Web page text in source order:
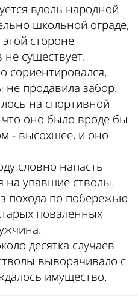
вдоль народной
школьной ограде,
стороне
существует.
сориентировался,
не продавила забор.
на спортивной
оно было вроде бы
- высохшее, и оно
словно напасть
на упавшие стволы.
похода по побережью
поваленных
десятка случаев
выворачивало с
имущество.